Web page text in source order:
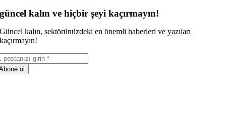
güncel kalın ve hiçbir şeyi kaçırmayın!
Güncel kalın, sektörünüzdeki en önemli haberleri ve yazıları
kaçırmayın!
ol